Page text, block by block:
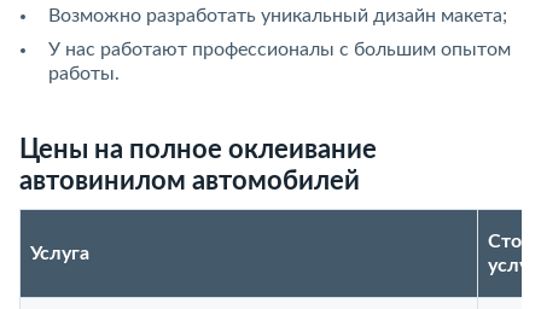
Возможно разработать уникальный дизайн макета;
У нас работают профессионалы с большим опытом
работы.
Цены на полное оклеивание
автовинилом автомобилей
Услуга